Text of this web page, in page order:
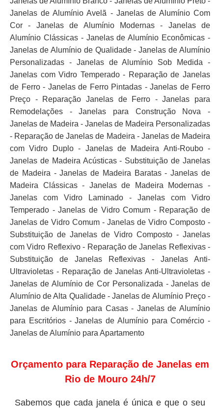
Janelas de Alumínio Avelã - Janelas de Alumínio Com
Cor - Janelas de Alumínio Modernas - Janelas de
Alumínio Clássicas - Janelas de Alumínio Econômicas -
Janelas de Alumínio de Qualidade - Janelas de Alumínio
Personalizadas - Janelas de Alumínio Sob Medida -
Janelas com Vidro Temperado - Reparação de Janelas
de Ferro - Janelas de Ferro Pintadas - Janelas de Ferro
Preço - Reparação Janelas de Ferro - Janelas para
Remodelações - Janelas para Construção Nova -
Janelas de Madeira - Janelas de Madeira Personalizadas
- Reparação de Janelas de Madeira - Janelas de Madeira
com Vidro Duplo - Janelas de Madeira Anti-Roubo -
Janelas de Madeira Acústicas - Substituição de Janelas
de Madeira - Janelas de Madeira Baratas - Janelas de
Madeira Clássicas - Janelas de Madeira Modernas -
Janelas com Vidro Laminado - Janelas com Vidro
Temperado - Janelas de Vidro Comum - Reparação de
Janelas de Vidro Comum - Janelas de Vidro Composto -
Substituição de Janelas de Vidro Composto - Janelas
com Vidro Reflexivo - Reparação de Janelas Reflexivas -
Substituição de Janelas Reflexivas - Janelas Anti-
Ultravioletas - Reparação de Janelas Anti-Ultravioletas -
Janelas de Alumínio de Cor Personalizada - Janelas de
Alumínio de Alta Qualidade - Janelas de Alumínio Preço -
Janelas de Alumínio para Casas - Janelas de Alumínio
para Escritórios - Janelas de Alumínio para Comércio -
Janelas de Alumínio para Apartamento
Orçamento para Reparação de Janelas em
Rio de Mouro 24h/7
Sabemos que cada janela é única e que o seu